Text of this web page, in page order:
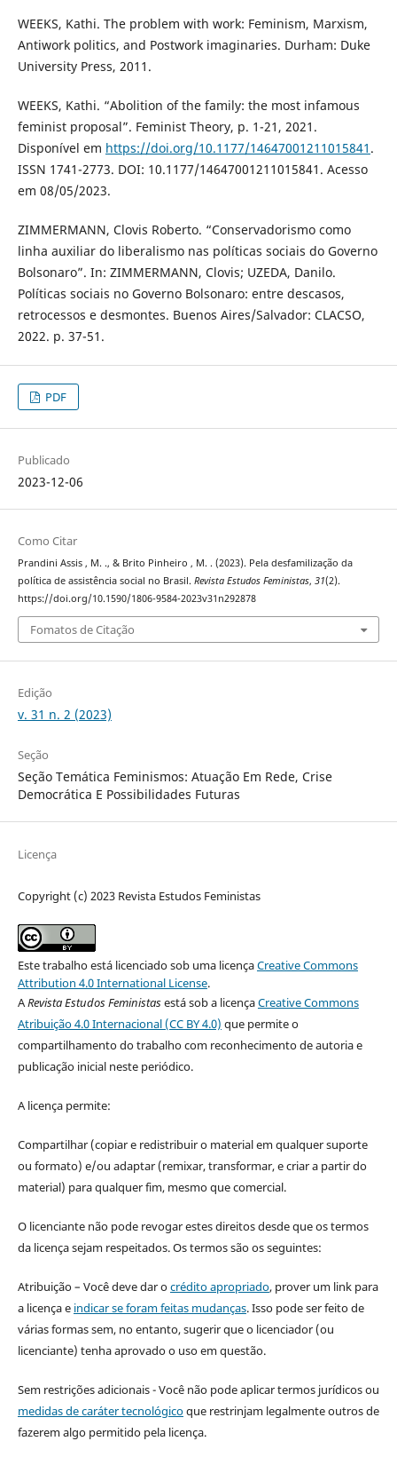
WEEKS, Kathi. The problem with work: Feminism, Marxism,
Antiwork politics, and Postwork imaginaries. Durham: Duke
University Press, 2011.
WEEKS, Kathi. “Abolition of the family: the most infamous
feminist proposal”. Feminist Theory, p. 1-21, 2021.
Disponível em https://doi.org/10.1177/14647001211015841 .
ISSN 1741-2773. DOI: 10.1177/14647001211015841. Acesso
em 08/05/2023.
ZIMMERMANN, Clovis Roberto. “Conservadorismo como
linha auxiliar do liberalismo nas políticas sociais do Governo
Bolsonaro”. In: ZIMMERMANN, Clovis; UZEDA, Danilo.
Políticas sociais no Governo Bolsonaro: entre descasos,
retrocessos e desmontes. Buenos Aires/Salvador: CLACSO,
2022. p. 37-51.
PDF
Publicado
2023-12-06
Como Citar
Prandini Assis , M. ., & Brito Pinheiro , M. . (2023). Pela desfamilização da
política de assistência social no Brasil. Revista Estudos Feministas, 31(2).
https://doi.org/10.1590/1806-9584-2023v31n292878
Fomatos de Citação
Edição
v. 31 n. 2 (2023)
Seção
Seção Temática Feminismos: Atuação Em Rede, Crise
Democrática E Possibilidades Futuras
Licença
Copyright (c) 2023 Revista Estudos Feministas
Este trabalho está licenciado sob uma licençaCreative Commons
Attribution 4.0 International License.
ARevista Estudos Feministasestá sob a licençaCreative Commons
Atribuição 4.0 Internacional (CC BY 4.0) que permite o
compartilhamento do trabalho com reconhecimento de autoria e
publicação inicial neste periódico.
A licença permite:
Compartilhar (copiar e redistribuir o material em qualquer suporte
ou formato) e/ou adaptar (remixar, transformar, e criar a partir do
material) para qualquer fim, mesmo que comercial.
O licenciante não pode revogar estes direitos desde que os termos
da licença sejam respeitados. Os termos são os seguintes:
Atribuição – Você deve dar ocrédito apropriado, prover um link para
a licença e indicar se foram feitas mudanças. Isso pode ser feito de
várias formas sem, no entanto, sugerir que o licenciador (ou
licenciante) tenha aprovado o uso em questão.
Sem restrições adicionais - Você não pode aplicar termos jurídicos ou
medidas de caráter tecnológicoque restrinjam legalmente outros de
fazerem algo permitido pela licença.